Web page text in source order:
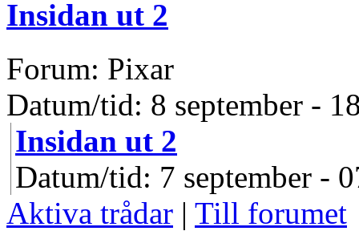
Insidan ut 2
Forum: Pixar
Datum/tid: 8 september -
Insidan ut 2
Datum/tid: 7 september -
Aktiva trådar | Till forumet